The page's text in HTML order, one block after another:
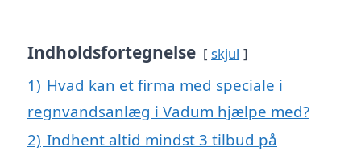
Indholdsfortegnelse skjul
1) Hvad kan et firma med speciale i
regnvandsanlæg i Vadum hjælpe med?
2) Indhent altid mindst 3 tilbud på